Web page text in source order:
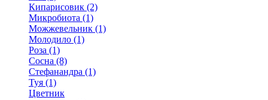
Кипарисовик (2)
Микробиота (1)
Можжевельник (1)
Молодило (1)
Роза (1)
Сосна (8)
Стефанандра (1)
Туя (1)
Цветник